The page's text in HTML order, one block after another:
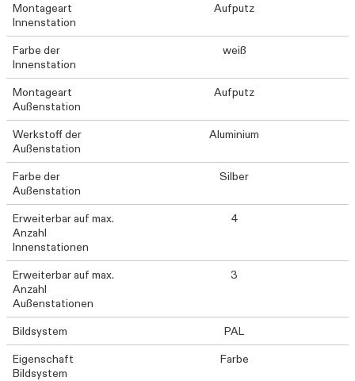
Montageart
Innenstation
Aufputz
Farbe der
Innenstation
weiß
Montageart
Außenstation
Aufputz
Werkstoff der
Außenstation
Aluminium
Farbe der
Außenstation
Silber
Erweiterbar auf max.
Anzahl
Innenstationen
4
Erweiterbar auf max.
Anzahl
Außenstationen
3
Bildsystem
PAL
Eigenschaft
Bildsystem
Farbe